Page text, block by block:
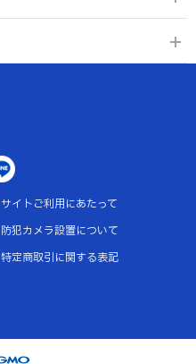
サイトご利用にあたって
防犯カメラ設置について
特定商取引に関する表記